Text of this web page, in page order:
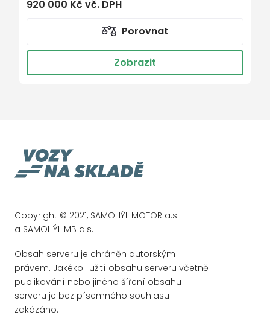
Bezdrátový Smartlink – zrcadlení
Nabíjecí USB vzadu
Digitální přístrojový štít
ISOFIX na sedadle spolujezdce
Omezovač rychlosti
Nouzové volání
Adaptivní tempomat 210 km/h
Autohold
Front assist/Nouzové brzdění
Head Up displej
920 000 Kč vč. DPH
Porovnat
Zobrazit
Copyright © 2021, SAMOHÝL MOTOR a.s.
a SAMOHÝL MB a.s.
Obsah serveru je chráněn autorským
právem. Jakékoli užití obsahu serveru včetně
publikování nebo jiného šíření obsahu
serveru je bez písemného souhlasu
zakázáno.